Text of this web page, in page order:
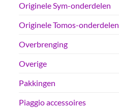
Originele Sym-onderdelen
Originele Tomos-onderdelen
Overbrenging
Overige
Pakkingen
Piaggio accessoires